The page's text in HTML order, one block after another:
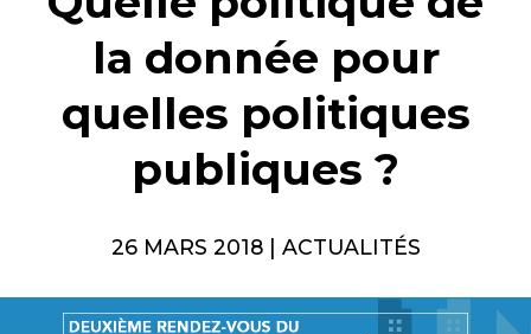
la donnée pour
quelles politiques
publiques ?
26 MARS 2018| ACTUALITÉS